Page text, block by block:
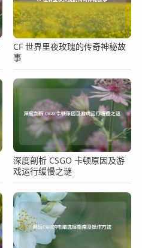
CF 世界里夜玫瑰的传奇神秘故
事
深度剖析 CSGO 卡顿原因及游
戏运行缓慢之谜